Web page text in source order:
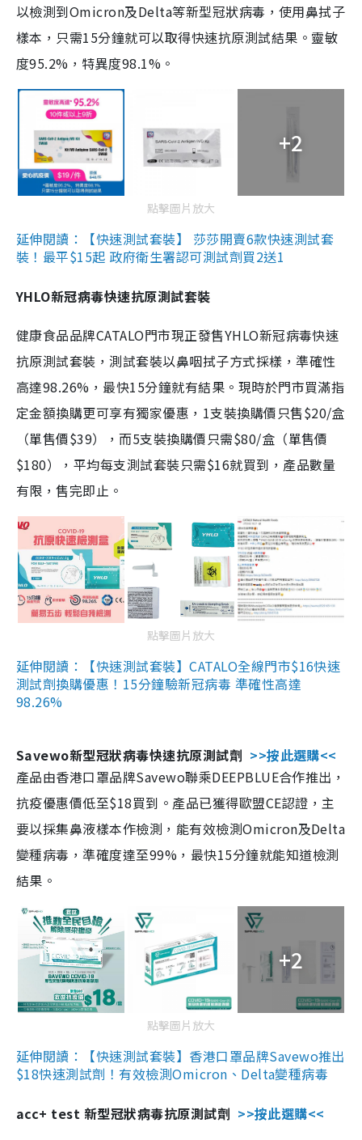
以檢測到Omicron及Delta等新型冠狀病毒，使用鼻拭子
樣本，只需15分鐘就可以取得快速抗原測試結果。靈敏
度95.2%，特異度98.1%。
+2
點擊圖片放大
延伸閱讀：【快速測試套裝】 莎莎開賣6款快速測試套
裝！最平$15起 政府衛生署認可測試劑買2送1
YHLO新冠病毒快速抗原測試套裝
健康食品品牌CATALO門市現正發售YHLO新冠病毒快速
抗原測試套裝，測試套裝以鼻咽拭子方式採樣，準確性
高達98.26%，最快15分鐘就有結果。現時於門市買滿指
定金額換購更可享有獨家優惠，1支裝換購價只售$20/盒
（單售價$39），而5支裝換購價只需$80/盒（單售價
$180），平均每支測試套裝只需$16就買到，產品數量
有限，售完即止。
點擊圖片放大
延伸閱讀：【快速測試套裝】CATALO全線門市$16快速
測試劑換購優惠！15分鐘驗新冠病毒 準確性高達
98.26%
Savewo新型冠狀病毒快速抗原測試劑 >>按此選購<<
產品由香港口罩品牌Savewo聯乘DEEPBLUE合作推出，
抗疫優惠價低至$18買到。產品已獲得歐盟CE認證，主
要以採集鼻液樣本作檢測，能有效檢測Omicron及Delta
變種病毒，準確度達至99%，最快15分鐘就能知道檢測
結果。
+2
點擊圖片放大
延伸閱讀：【快速測試套裝】香港口罩品牌Savewo推出
$18快速測試劑！有效檢測Omicron、Delta變種病毒
acc+ test 新型冠狀病毒抗原測試劑 >>按此選購<<